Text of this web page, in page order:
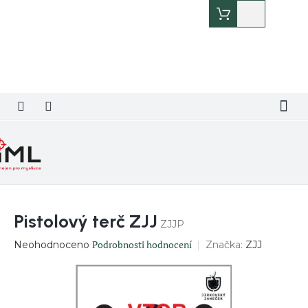
košík
Pistolový terč ZJJ ZJJP
Průměrné
Neohodnoceno Podrobnosti hodnocení Značka: ZJJ